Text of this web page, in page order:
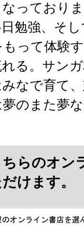
っており
勉強、そ
って体験
る。サン
なで育て
のまた夢
らのオン
けます。